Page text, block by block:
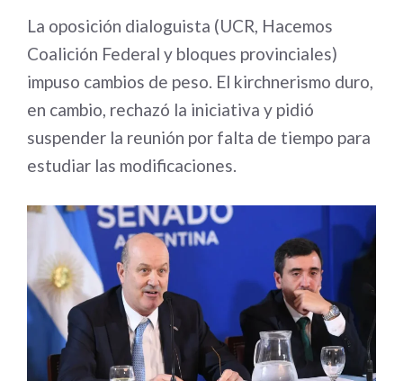
La oposición dialoguista (UCR, Hacemos
Coalición Federal y bloques provinciales)
impuso cambios de peso. El kirchnerismo duro,
en cambio, rechazó la iniciativa y pidió
suspender la reunión por falta de tiempo para
estudiar las modificaciones.